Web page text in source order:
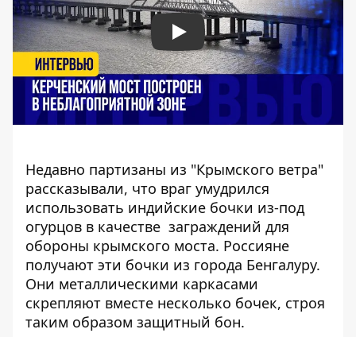
Play
Недавно партизаны из "Крымского ветра"
рассказывали, что враг умудрился
использовать индийские бочки из-под
огурцов в качестве заграждений для
обороны крымского моста. Россияне
получают эти бочки из города Бенгалуру.
Они металлическими каркасами
скрепляют вместе несколько бочек, строя
таким образом защитный бон.